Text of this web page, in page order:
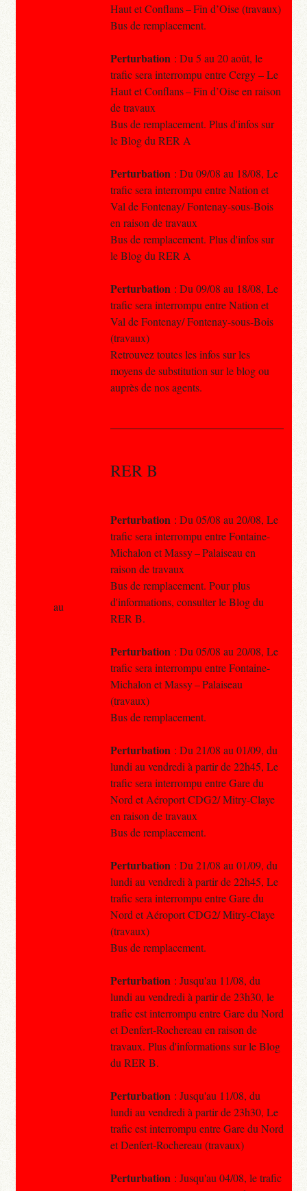
Haut et Conflans – Fin d’Oise (travaux)
Bus de remplacement.
Perturbation : Du 5 au 20 août, le
trafic sera interrompu entre Cergy – Le
Haut et Conflans – Fin d’Oise en raison
de travaux
Bus de remplacement. Plus d'infos sur
le Blog du RER A
Perturbation : Du 09/08 au 18/08, Le
trafic sera interrompu entre Nation et
Val de Fontenay/ Fontenay-sous-Bois
en raison de travaux
Bus de remplacement. Plus d'infos sur
le Blog du RER A
Perturbation : Du 09/08 au 18/08, Le
trafic sera interrompu entre Nation et
Val de Fontenay/ Fontenay-sous-Bois
(travaux)
Retrouvez toutes les infos sur les
moyens de substitution sur le blog ou
auprès de nos agents.
RER B
Perturbation : Du 05/08 au 20/08, Le
trafic sera interrompu entre Fontaine-
Michalon et Massy – Palaiseau en
raison de travaux
Bus de remplacement. Pour plus
d'informations, consulter le Blog du
RER B.
Perturbation : Du 05/08 au 20/08, Le
trafic sera interrompu entre Fontaine-
Michalon et Massy – Palaiseau
(travaux)
Bus de remplacement.
Perturbation : Du 21/08 au 01/09, du
lundi au vendredi à partir de 22h45, Le
trafic sera interrompu entre Gare du
Nord et Aéroport CDG2/ Mitry-Claye
en raison de travaux
Bus de remplacement.
Perturbation : Du 21/08 au 01/09, du
lundi au vendredi à partir de 22h45, Le
trafic sera interrompu entre Gare du
Nord et Aéroport CDG2/ Mitry-Claye
(travaux)
Bus de remplacement.
Perturbation : Jusqu'au 11/08, du
lundi au vendredi à partir de 23h30, le
trafic est interrompu entre Gare du Nord
et Denfert-Rochereau en raison de
travaux. Plus d'informations sur le Blog
du RER B.
Perturbation : Jusqu'au 11/08, du
lundi au vendredi à partir de 23h30, Le
trafic est interrompu entre Gare du Nord
et Denfert-Rochereau (travaux)
Perturbation : Jusqu'au 04/08, le trafic
au